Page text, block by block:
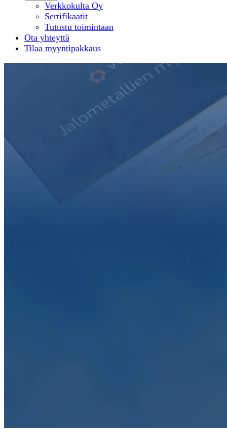
Verkkokulta Oy
Sertifikaatit
Tutustu toimintaan
Ota yhteyttä
Tilaa myyntipakkaus